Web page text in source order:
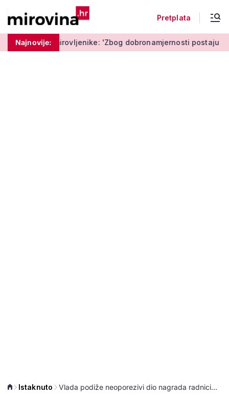
Pretplata
Najnovije:'Zbog dobronamjernosti postaju meta prijevare'
Istaknuto Vlada podiže neoporezivi dio nagrada radnicima za staž i otpremnina za umirovljenje, ali samo privremeno